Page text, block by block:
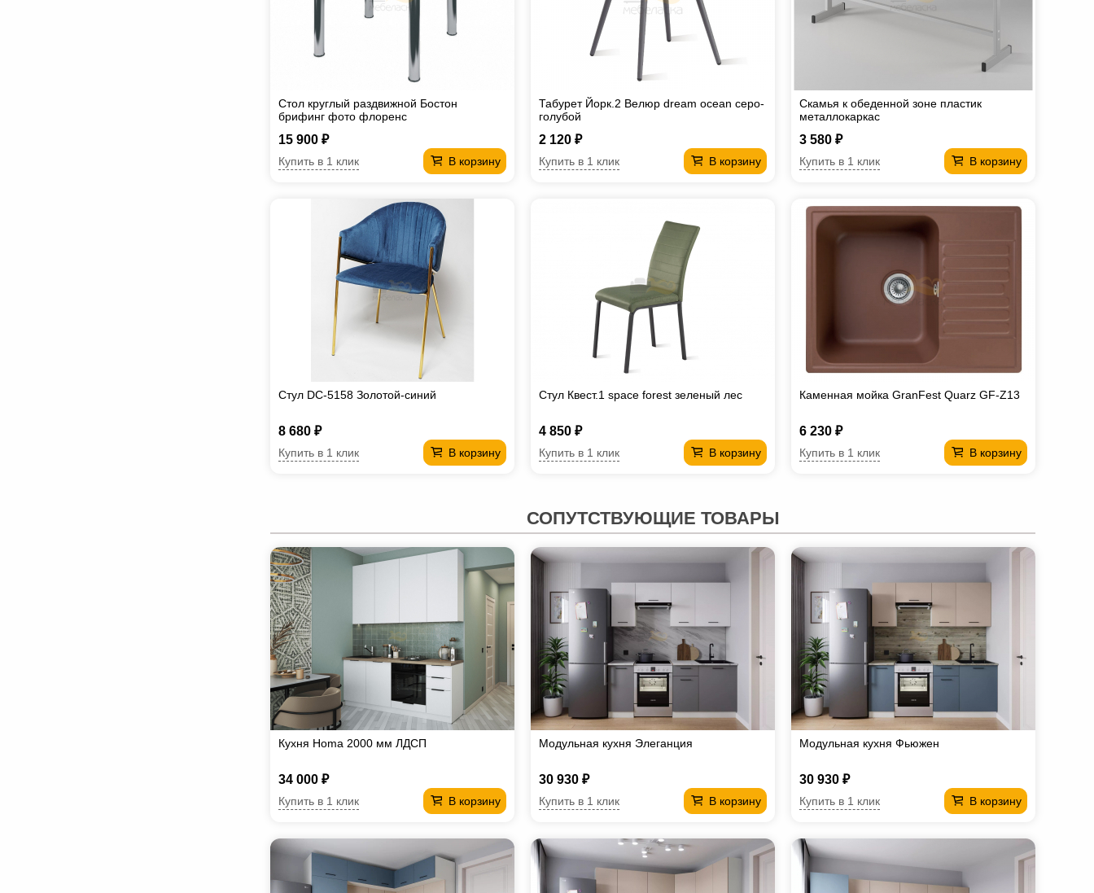
Стол круглый раздвижной Бостон
брифинг фото флоренс
15 900 ₽
В корзину
Купить в 1 клик
Табурет Йорк.2 Велюр dream ocean серо-
голубой
2 120 ₽
В корзину
Купить в 1 клик
Скамья к обеденной зоне пластик
металлокаркас
3 580 ₽
В корзину
Купить в 1 клик
Стул DC-5158 Золотой-синий
8 680 ₽
В корзину
Купить в 1 клик
Стул Квест.1 space forest зеленый лес
4 850 ₽
В корзину
Купить в 1 клик
Каменная мойка GranFest Quarz GF-Z13
6 230 ₽
В корзину
Купить в 1 клик
СОПУТСТВУЮЩИЕ ТОВАРЫ
Кухня Homa 2000 мм ЛДСП
34 000 ₽
В корзину
Купить в 1 клик
Модульная кухня Элеганция
30 930 ₽
В корзину
Купить в 1 клик
Модульная кухня Фьюжен
30 930 ₽
В корзину
Купить в 1 клик